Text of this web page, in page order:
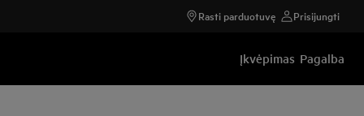
Rasti parduotuvę Prisijungti
Įkvėpimas Pagalba